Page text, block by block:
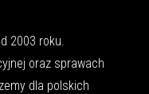
2003 roku.
oraz sprawach
dla polskich